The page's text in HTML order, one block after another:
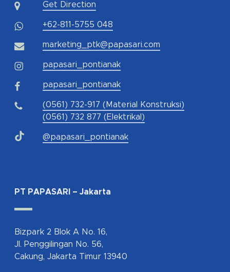
Get Direction
+62-811-5755 048
marketing_ptk@papasari.com
papasari_pontianak
papasari_pontianak
(0561) 732-917 (Material Konstruksi)
(0561) 732 877 (Elektrikal)
@papasari_pontianak
PT PAPASARI – Jakarta
Bizpark 2 Blok A No. 16,
Jl. Penggilingan No. 56,
Cakung, Jakarta Timur 13940